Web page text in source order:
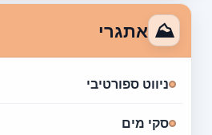
⛰ אתגרי
ניווט ספורטיבי
סקי מים